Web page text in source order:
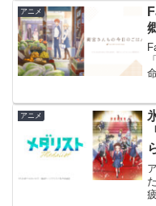
アニメ
アニメ